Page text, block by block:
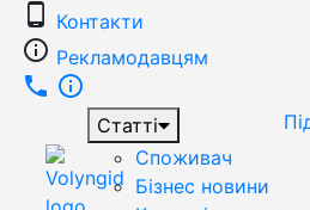
phone_android Контакти
info_outline Рекламодавцям
phone info_outline
Статті
Споживач
Бізнес новини